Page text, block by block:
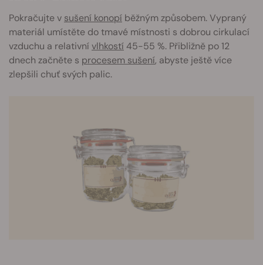
Pokračujte v sušení konopí běžným způsobem. Vypraný
materiál umístěte do tmavé místnosti s dobrou cirkulací
vzduchu a relativní vlhkostí 45-55 %. Přibližně po 12
dnech začněte s procesem sušení, abyste ještě více
zlepšili chuť svých palic.